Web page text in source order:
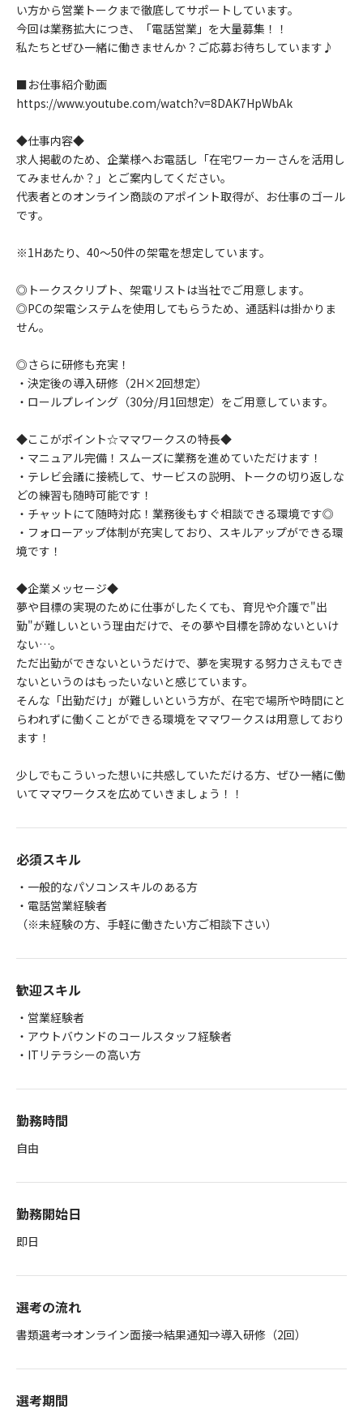
い方から営業トークまで徹底してサポートしています。
今回は業務拡大につき、「電話営業」を大量募集！！
私たちとぜひ一緒に働きませんか？ご応募お待ちしています♪
■お仕事紹介動画
https://www.youtube.com/watch?v=8DAK7HpWbAk
◆仕事内容◆
求人掲載のため、企業様へお電話し「在宅ワーカーさんを活用し
てみませんか？」とご案内してください。
代表者とのオンライン商談のアポイント取得が、お仕事のゴール
です。
※1Hあたり、40～50件の架電を想定しています。
◎トークスクリプト、架電リストは当社でご用意します。
◎PCの架電システムを使用してもらうため、通話料は掛かりま
せん。
◎さらに研修も充実！
・決定後の導入研修（2H×2回想定）
・ロールプレイング（30分/月1回想定）をご用意しています。
◆ここがポイント☆ママワークスの特長◆
・マニュアル完備！スムーズに業務を進めていただけます！
・テレビ会議に接続して、サービスの説明、トークの切り返しな
どの練習も随時可能です！
・チャットにて随時対応！業務後もすぐ相談できる環境です◎
・フォローアップ体制が充実しており、スキルアップができる環
境です！
◆企業メッセージ◆
夢や目標の実現のために仕事がしたくても、育児や介護で"出
勤"が難しいという理由だけで、その夢や目標を諦めないといけ
ない…。
ただ出勤ができないというだけで、夢を実現する努力さえもでき
ないというのはもったいないと感じています。
そんな「出勤だけ」が難しいという方が、在宅で場所や時間にと
らわれずに働くことができる環境をママワークスは用意しており
ます！
少しでもこういった想いに共感していただける方、ぜひ一緒に働
いてママワークスを広めていきましょう！！
必須スキル
・一般的なパソコンスキルのある方
・電話営業経験者
（※未経験の方、手軽に働きたい方ご相談下さい）
歓迎スキル
・営業経験者
・アウトバウンドのコールスタッフ経験者
・ITリテラシーの高い方
勤務時間
自由
勤務開始日
即日
選考の流れ
書類選考⇒オンライン面接⇒結果通知⇒導入研修（2回）
選考期間